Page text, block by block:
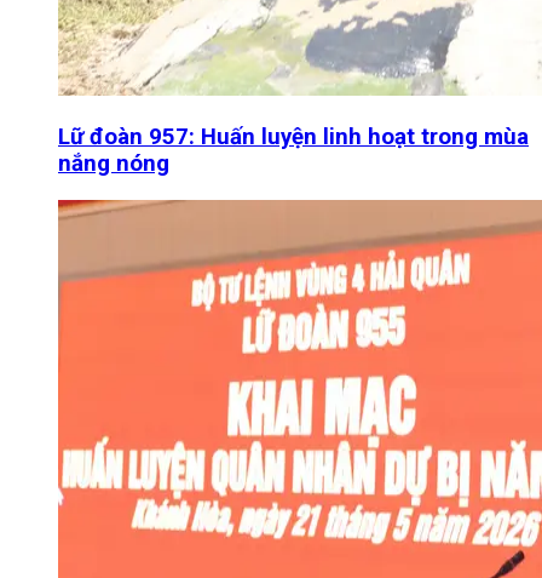
Lữ đoàn 957: Huấn luyện linh hoạt trong mùa
nắng nóng